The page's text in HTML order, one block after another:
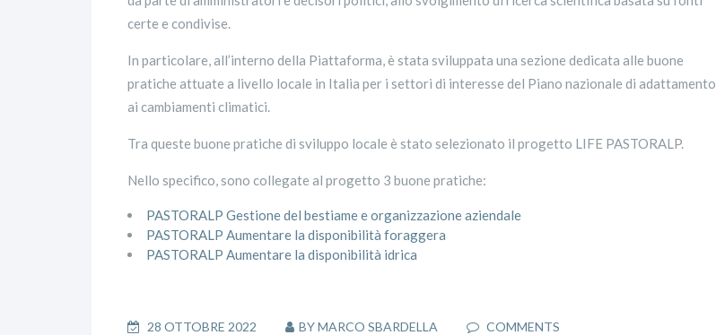
certe e condivise.
In particolare, all’interno della Piattaforma, è stata sviluppata una sezione dedicata alle buone
pratiche attuate a livello locale in Italia per i settori di interesse del Piano nazionale di adattamento
ai cambiamenti climatici.
Tra queste buone pratiche di sviluppo locale è stato selezionato il progetto LIFE PASTORALP.
Nello specifico, sono collegate al progetto 3 buone pratiche:
PASTORALP Gestione del bestiame e organizzazione aziendale
PASTORALP Aumentare la disponibilità foraggera
PASTORALP Aumentare la disponibilità idrica
28 OTTOBRE 2022 BYMARCO SBARDELLA COMMENTS